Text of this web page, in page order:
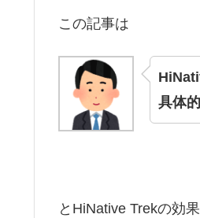
この記事は
具体
とHiNative Trekの効